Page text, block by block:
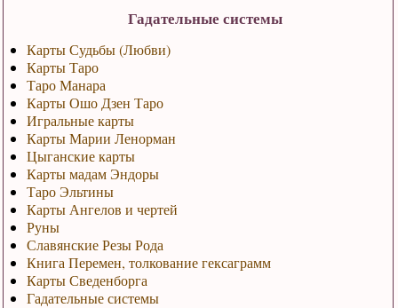
Гадательные системы
Карты Судьбы (Любви)
Карты Таро
Таро Манара
Карты Ошо Дзен Таро
Игральные карты
Карты Марии Ленорман
Цыганские карты
Карты мадам Эндоры
Таро Эльтины
Карты Ангелов и чертей
Руны
Славянские Резы Рода
Книга Перемен, толкование гексаграмм
Карты Сведенборга
Гадательные системы